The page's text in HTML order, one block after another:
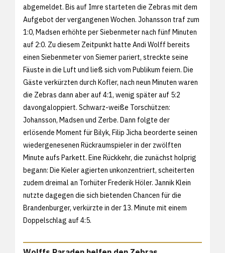
abgemeldet. Bis auf Imre starteten die Zebras mit dem
Aufgebot der vergangenen Wochen. Johansson traf zum
1:0, Madsen erhöhte per Siebenmeter nach fünf Minuten
auf 2:0. Zu diesem Zeitpunkt hatte Andi Wolff bereits
einen Siebenmeter von Siemer pariert, streckte seine
Fäuste in die Luft und ließ sich vom Publikum feiern. Die
Gäste verkürzten durch Kofler, nach neun Minuten waren
die Zebras dann aber auf 4:1, wenig später auf 5:2
davongaloppiert. Schwarz-weiße Torschützen:
Johansson, Madsen und Zerbe. Dann folgte der
erlösende Moment für Bilyk, Filip Jicha beorderte seinen
wiedergenesenen Rückraumspieler in der zwölften
Minute aufs Parkett. Eine Rückkehr, die zunächst holprig
begann: Die Kieler agierten unkonzentriert, scheiterten
zudem dreimal an Torhüter Frederik Höler. Jannik Klein
nutzte dagegen die sich bietenden Chancen für die
Brandenburger, verkürzte in der 13. Minute mit einem
Doppelschlag auf 4:5.